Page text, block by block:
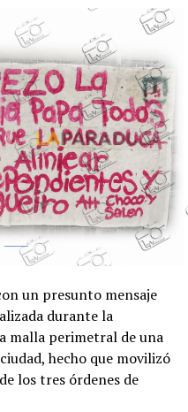
separación de Rafael
titularidad de la
y Bien Común.
un presunto mensaje
durante la
malla perimetral de una
hecho que movilizó
los tres órdenes de